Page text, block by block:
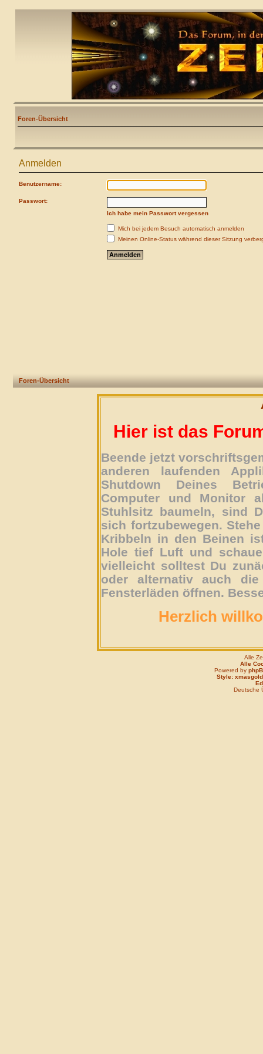
Foren-Übersicht
Anmelden
Benutzername:
Passwort:
Ich habe mein Passwort vergessen
Mich bei jedem Besuch automatisch anmelden
Meinen Online-Status während dieser Sitzung
Foren-Übersicht
Hier ist das
Beende jetzt
anderen laufenden
Shutdown Deines
Computer und Monitor
Stuhlsitz baumeln, sind
sich fortzubewegen.
Kribbeln in den Beinen
Hole tief Luft und
vielleicht solltest Du
oder alternativ auch
Fensterläden öffnen.
Herzlich
Alle
Alle
Powered by
Style: xmasgold
Deutsche